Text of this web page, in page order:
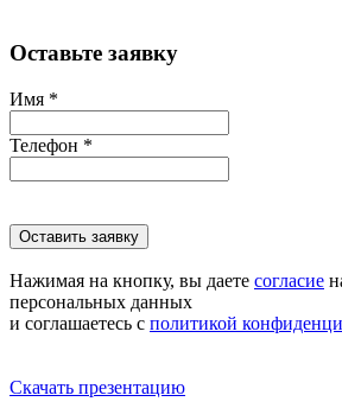
Оставьте заявку
Имя *
Телефон *
Оставить заявку
Нажимая на кнопку, вы даете согласие
персональных данных
и соглашаетесь с политикой
Скачать презентацию